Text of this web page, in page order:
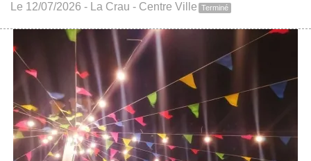
Le 12/07/2026 - La Crau - Centre Ville Terminé